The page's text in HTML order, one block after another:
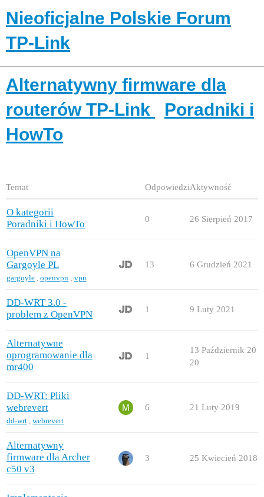
Nieoficjalne Polskie Forum
TP-Link
Alternatywny firmware dla
routerów TP-Link
Poradniki i
HowTo
Temat OdpowiedziAktywność
O kategorii
Poradniki i HowTo
0 26 Sierpień 2017
OpenVPN na
Gargoyle PL
gargoyle ,openvpn vpn
13 6 Grudzień 2021
DD-WRT 3.0 -
problem z OpenVPN
1 9 Luty 2021
Alternatywne
oprogramowanie dla
mr400
1
13 Październik 20
20
DD-WRT: Pliki
webrevert
dd-wrt ,webrevert
6 21 Luty 2019
Alternatywny
firmware dla Archer
c50 v3
3 25 Kwiecień 2018